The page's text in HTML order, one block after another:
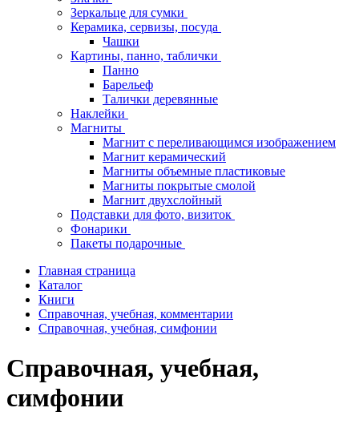
Зеркальце для сумки
Керамика, сервизы, посуда
Чашки
Картины, панно, таблички
Панно
Барельеф
Талички деревянные
Наклейки
Магниты
Магнит с переливающимся изображением
Магнит керамический
Магниты объемные пластиковые
Магниты покрытые смолой
Магнит двухслойный
Подставки для фото, визиток
Фонарики
Пакеты подарочные
Главная страница
Каталог
Книги
Справочная, учебная, комментарии
Справочная, учебная, симфонии
Справочная, учебная,
симфонии